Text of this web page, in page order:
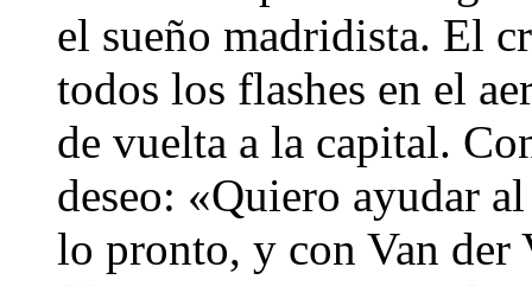
el sueño madridista. El
todos los flashes en el
de vuelta a la capital.
deseo: «Quiero ayudar
lo pronto, y con Van der